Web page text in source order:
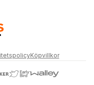
Köpvillkor